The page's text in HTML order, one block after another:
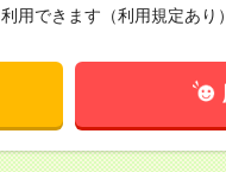
用できます（利用規定あり